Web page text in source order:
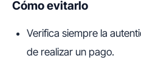
Cómo evitarlo
Verifica siempre la
de realizar un pago.